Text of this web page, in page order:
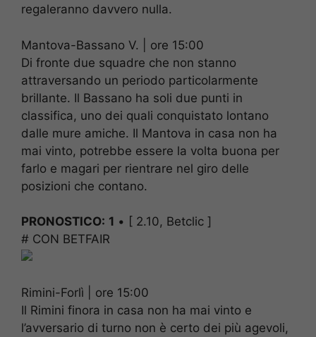
regaleranno davvero nulla.
Mantova-Bassano V. | ore 15:00
Di fronte due squadre che non stanno
attraversando un periodo particolarmente
brillante. Il Bassano ha soli due punti in
classifica, uno dei quali conquistato lontano
dalle mure amiche. Il Mantova in casa non ha
mai vinto, potrebbe essere la volta buona per
farlo e magari per rientrare nel giro delle
posizioni che contano.
PRONOSTICO: 1 • [ 2.10, Betclic ]
# CON BETFAIR
Rimini-Forlì | ore 15:00
Il Rimini finora in casa non ha mai vinto e
l’avversario di turno non è certo dei più agevoli,